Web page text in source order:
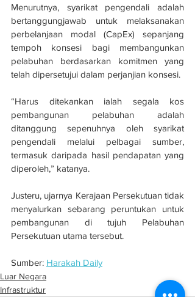
Menurutnya, syarikat pengendali adalah
bertanggungjawab untuk melaksanakan
perbelanjaan modal (CapEx) sepanjang
tempoh konsesi bagi membangunkan
pelabuhan berdasarkan komitmen yang
telah dipersetujui dalam perjanjian konsesi.
“Harus ditekankan ialah segala kos
pembangunan pelabuhan adalah
ditanggung sepenuhnya oleh syarikat
pengendali melalui pelbagai sumber,
termasuk daripada hasil pendapatan yang
diperoleh,” katanya.
Justeru, ujarnya Kerajaan Persekutuan tidak
menyalurkan sebarang peruntukan untuk
pembangunan di tujuh Pelabuhan
Persekutuan utama tersebut.
Sumber: Harakah Daily
Luar Negara
Infrastruktur